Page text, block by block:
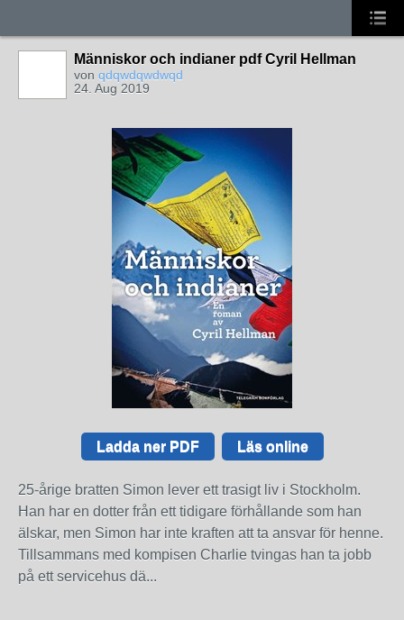
Människor och indianer pdf Cyril Hellman
von qdqwdqwdwqd
24. Aug 2019
Ladda ner PDF Läs online
25-årige bratten Simon lever ett trasigt liv i Stockholm.
Han har en dotter från ett tidigare förhållande som han
älskar, men Simon har inte kraften att ta ansvar för henne.
Tillsammans med kompisen Charlie tvingas han ta jobb
på ett servicehus dä...